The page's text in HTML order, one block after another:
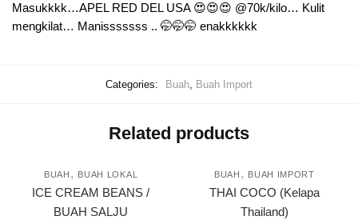
Masukkkk…APEL RED DEL USA 😍😍😍 @70k/kilo… Kulit
mengkilat… Manisssssss .. 🤭🤭🤭 enakkkkkk
Categories: Buah Buah Import
Related products
BUAH , BUAH LOKAL
ICE CREAM BEANS /
BUAH SALJU
BUAH , BUAH IMPORT
THAI COCO (Kelapa
Thailand)